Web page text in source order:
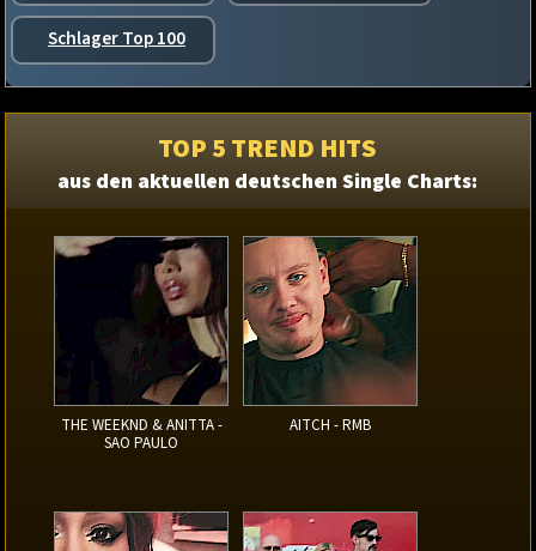
Schlager Top 100
TOP 5 TREND HITS
aus den aktuellen deutschen Single Charts:
THE WEEKND & ANITTA -
SAO PAULO
AITCH - RMB